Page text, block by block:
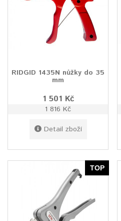
RIDGID 1435N nůžky do 35
mm
1 501 Kč
1 816 Kč
Detail zboží
TOP